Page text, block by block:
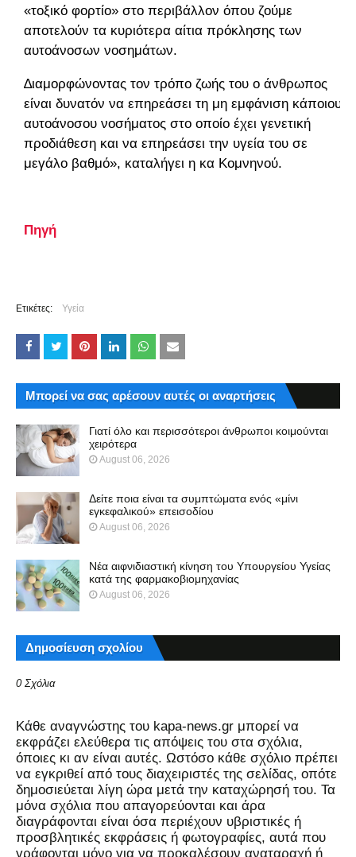
«τοξικό φορτίο» στο περιβάλλον όπου ζούμε
αποτελούν τα κυριότερα αίτια πρόκλησης των
αυτοάνοσων νοσημάτων.
∆ιαμορφώνοντας τον τρόπο ζωής του ο άνθρωπος
είναι δυνατόν να επηρεάσει τη μη εμφάνιση κάποιου
αυτοάνοσου νοσήματος στο οποίο έχει γενετική
προδιάθεση και να επηρεάσει την υγεία του σε
μεγάλο βαθμό», καταλήγει η κα Κομνηνού.
Πηγή
Ετικέτες: Υγεία
Μπορεί να σας αρέσουν αυτές οι αναρτήσεις
Γιατί όλο και περισσότεροι άνθρωποι κοιμούνται
χειρότερα
August 06, 2026
Δείτε ποια είναι τα συμπτώματα ενός «μίνι
εγκεφαλικού» επεισοδίου
August 06, 2026
Νέα αιφνιδιαστική κίνηση του Υπουργείου Υγείας
κατά της φαρμακοβιομηχανίας
August 06, 2026
Δημοσίευση σχολίου
0 Σχόλια
Kάθε αναγνώστης του kapa-news.gr μπορεί να
εκφράζει ελεύθερα τις απόψεις του στα σχόλια,
όποιες κι αν είναι αυτές. Ωστόσο κάθε σχόλιο πρέπει
να εγκριθεί από τους διαχειριστές της σελίδας, οπότε
δημοσιεύεται λίγη ώρα μετά την καταχώρησή του. Τα
μόνα σχόλια που απαγορεύονται και άρα
διαγράφονται είναι όσα περιέχουν υβριστικές ή
προσβλητικές εκφράσεις ή φωτογραφίες, αυτά που
γράφονται μόνο για να προκαλέσουν αναταραχή ή